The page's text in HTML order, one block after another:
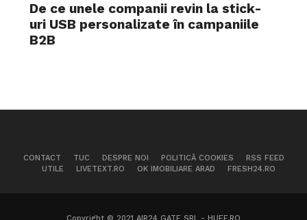
De ce unele companii revin la stick-
uri USB personalizate în campaniile
B2B
CONTACT TUC DESPRE NOI POLITICĂ COOKIES
RSS FEED
UTILE
LIVETEXT.RO OK IMOBILIARE ARAD FRESH24.RO